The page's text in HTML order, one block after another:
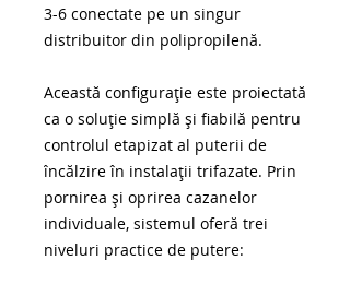
3-6 conectate pe un singur
distribuitor din polipropilenă.
Această configurație este proiectată
ca o soluție simplă şi fiabilă pentru
controlul etapizat al puterii de
încălzire în instalații trifazate. Prin
pornirea şi oprirea cazanelor
individuale, sistemul oferă trei
niveluri practice de putere: